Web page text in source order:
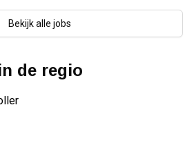
Bekijk alle jobs
de regio